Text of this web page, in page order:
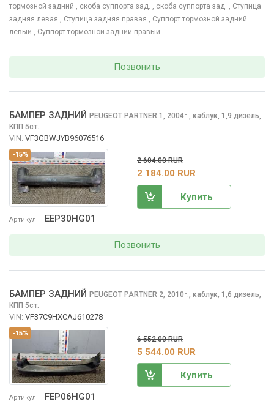
тормозной задний
, скоба суппорта зад. , скоба суппорта зад.
, Ступица
задняя левая
, Ступица задняя правая
, Суппорт тормозной задний
левый
, Суппорт тормозной задний правый
Позвонить
-15%
Артикул EEP30HG01
БАМПЕР ЗАДНИЙ PEUGEOT PARTNER 1, 2004г., каблук, 1,9 дизель,
КПП 5ст.
VIN: VF3GBWJYB96076516
2 604.00 RUR
2 184.00 RUR
Купить
Позвонить
-15%
Артикул FEP06HG01
БАМПЕР ЗАДНИЙ PEUGEOT PARTNER 2, 2010г.
каблук, 1,6 дизель,
КПП 5ст.
VIN: VF37C9HXCAJ610278
6 552.00 RUR
5 544.00 RUR
Купить